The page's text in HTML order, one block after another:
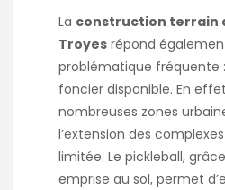
La construction terrain
Troyes répond
problématique fréquente
foncier disponible. En
nombreuses zones
l’extension des
limitée. Le pickleball,
emprise au sol, permet